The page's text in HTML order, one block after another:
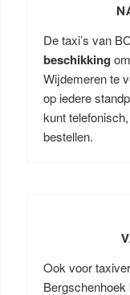
De taxi’s van
beschikking
Wijdemeren te
op iedere
kunt
bestellen.
Ook voor